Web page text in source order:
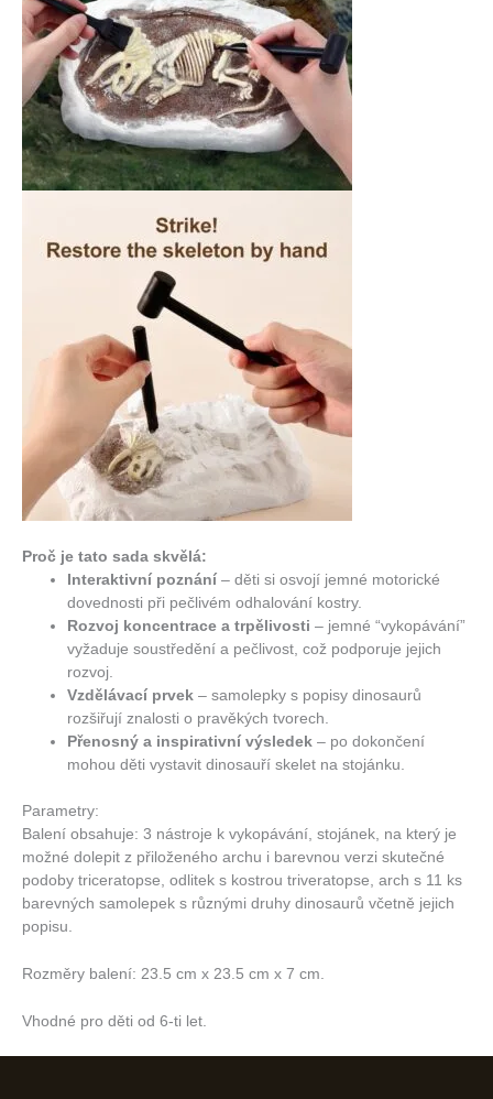
Proč je tato sada skvělá:
Interaktivní poznání – děti si osvojí jemné motorické
dovednosti při pečlivém odhalování kostry.
Rozvoj koncentrace a trpělivosti – jemné “vykopávání”
vyžaduje soustředění a pečlivost, což podporuje jejich
rozvoj.
Vzdělávací prvek – samolepky s popisy dinosaurů
rozšiřují znalosti o pravěkých tvorech.
Přenosný a inspirativní výsledek – po dokončení
mohou děti vystavit dinosauří skelet na stojánku.
Parametry:
Balení obsahuje: 3 nástroje k vykopávání, stojánek, na který je
možné dolepit z přiloženého archu i barevnou verzi skutečné
podoby triceratopse, odlitek s kostrou triveratopse, arch s 11 ks
barevných samolepek s různými druhy dinosaurů včetně jejich
popisu.
Rozměry balení: 23.5 cm x 23.5 cm x 7 cm.
Vhodné pro děti od 6-ti let.